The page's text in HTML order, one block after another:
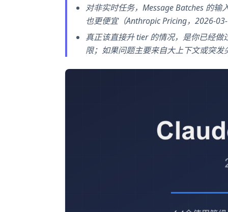
对非实时任务，Message Batches 的
也更便宜（Anthropic Pricing，2026-
真正该直接升 tier 的情况，是你已经
限；如果问题主要来自大上下文或突